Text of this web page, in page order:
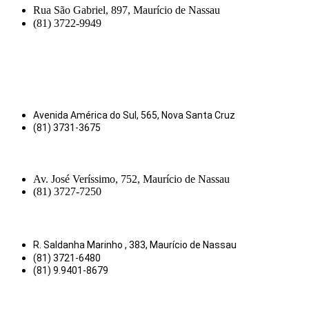
Rua São Gabriel, 897, Maurício de Nassau
(81) 3722-9949
Avenida América do Sul, 565, Nova Santa Cruz
(81) 3731-3675
Av. José Veríssimo, 752, Maurício de Nassau
(81) 3727-7250
R. Saldanha Marinho , 383, Maurício de Nassau
(81) 3721-6480
(81) 9.9401-8679